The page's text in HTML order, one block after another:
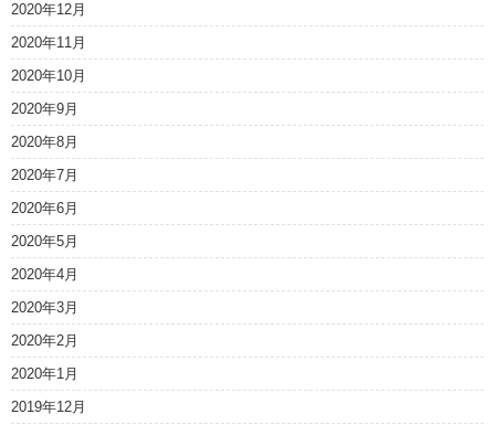
2020年12月
2020年11月
2020年10月
2020年9月
2020年8月
2020年7月
2020年6月
2020年5月
2020年4月
2020年3月
2020年2月
2020年1月
2019年12月